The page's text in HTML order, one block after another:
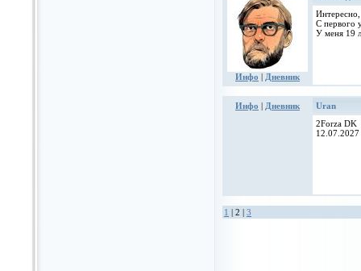
Инфо | Дневник
Интересно,
С первого
У меня 19
Инфо | Дневник
Uran
2Forza DK
1 | 2 | 3